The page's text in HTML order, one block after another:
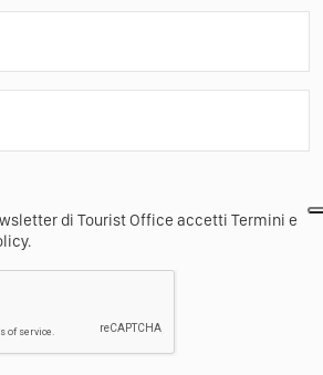
di Tourist Office accetti Termini e